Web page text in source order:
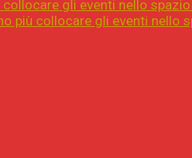
gli eventi nello
più collocare gli eventi nello